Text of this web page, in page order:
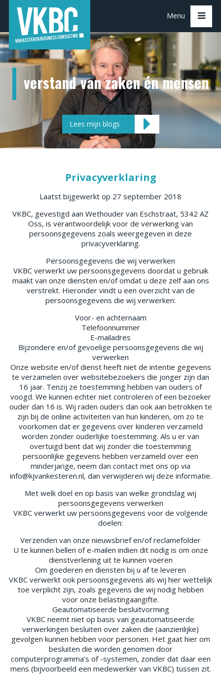
Menu
Lees mijn blogs
verstand van zaken én mensen
Privacyverklaring
Laatst bijgewerkt op 27 september 2018
VKBC, gevestigd aan Wethouder van Eschstraat, 5342 AZ
Oss, is verantwoordelijk voor de verwerking van
persoonsgegevens zoals weergegeven in deze
privacyverklaring.
Persoonsgegevens die wij verwerken
VKBC verwerkt uw persoonsgegevens doordat u gebruik
maakt van onze diensten en/of omdat u deze zelf aan ons
verstrekt. Hieronder vindt u een overzicht van de
persoonsgegevens die wij verwerken:
Voor- en achternaam
Telefoonnummer
E-mailadres
Bijzondere en/of gevoelige persoonsgegevens die wij
verwerken
Onze website en/of dienst heeft niet de intentie gegevens
te verzamelen over websitebezoekers die jonger zijn dan
16 jaar. Tenzij ze toestemming hebben van ouders of
voogd. We kunnen echter niet controleren of een bezoeker
ouder dan 16 is. Wij raden ouders dan ook aan betrokken te
zijn bij de online activiteiten van hun kinderen, om zo te
voorkomen dat er gegevens over kinderen verzameld
worden zonder ouderlijke toestemming. Als u er van
overtuigd bent dat wij zonder die toestemming
persoonlijke gegevens hebben verzameld over een
minderjarige, neem dan contact met ons op via
info@kjvankesteren.nl, dan verwijderen wij deze informatie.
Met welk doel en op basis van welke grondslag wij
persoonsgegevens verwerken
VKBC verwerkt uw persoonsgegevens voor de volgende
doelen:
Verzenden van onze nieuwsbrief en/of reclamefolder
U te kunnen bellen of e-mailen indien dit nodig is om onze
dienstverlening uit te kunnen voeren
Om goederen en diensten bij u af te leveren
VKBC verwerkt ook persoonsgegevens als wij hier wettelijk
toe verplicht zijn, zoals gegevens die wij nodig hebben
voor onze belastingaangifte.
Geautomatiseerde besluitvorming
VKBC neemt niet op basis van geautomatiseerde
verwerkingen besluiten over zaken die (aanzienlijke)
gevolgen kunnen hebben voor personen. Het gaat hier om
besluiten die worden genomen door
computerprogramma’s of -systemen, zonder dat daar een
mens (bijvoorbeeld een medewerker van VKBC) tussen zit.
Home
Over ons
Diensten
Blogs